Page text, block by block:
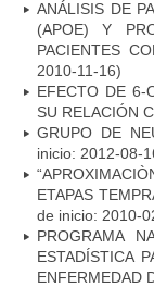
ANÁLISIS DE
(APOE) Y
PACIENTES
2010-11-16)
EFECTO DE 6-
SU RELACIÓN
GRUPO DE
inicio: 2012-08-
ETAPAS
de inicio: 2010-
PROGRAMA
ESTADÍSTICA
ENFERMEDAD